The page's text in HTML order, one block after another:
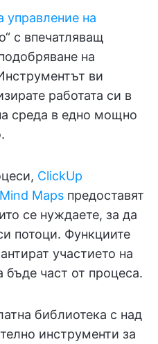
управление на
с впечатляващ
на
ви
работата си в
среда в едно мощно
ClickUp
Maps предоставят
се нуждаете, за да
потоци. Функциите
участието на
бъде част от процеса.
библиотека с над
инструменти за